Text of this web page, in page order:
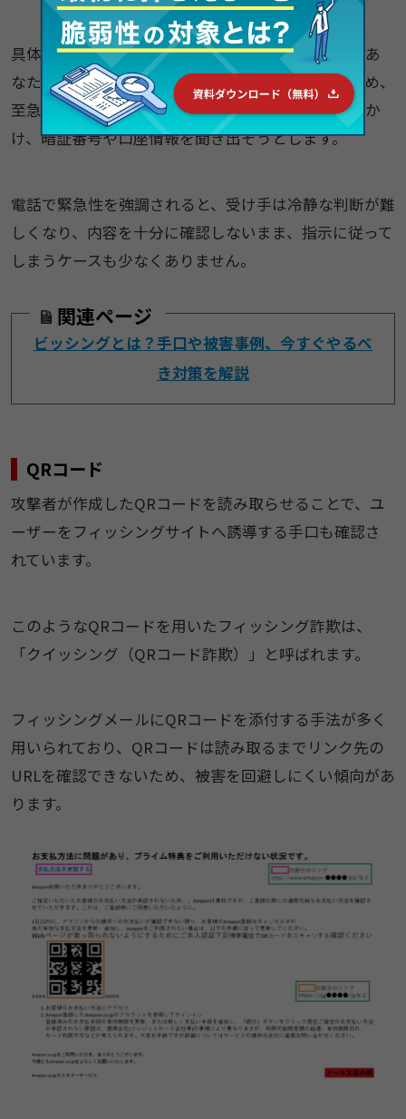
具体的には、大手金融機関や警察官などを装い、「あ
なたのキャッシュカードが不正に利用されているため、
至急手続きが必要です」といった不安を煽る電話をか
け、暗証番号や口座情報を聞き出そうとします。
電話で緊急性を強調されると、受け手は冷静な判断が難
しくなり、内容を十分に確認しないまま、指示に従って
しまうケースも少なくありません。
関連ページ
ビッシングとは？手口や被害事例、今すぐやるべ
き対策を解説
QRコード
攻撃者が作成したQRコードを読み取らせることで、ユ
ーザーをフィッシングサイトへ誘導する手口も確認さ
れています。
このようなQRコードを用いたフィッシング詐欺は、
「クイッシング（QRコード詐欺）」と呼ばれます。
フィッシングメールにQRコードを添付する手法が多く
用いられており、QRコードは読み取るまでリンク先の
URLを確認できないため、被害を回避しにくい傾向があ
ります。